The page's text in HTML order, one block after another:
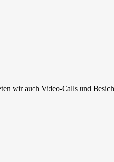
wir auch Video-Calls und